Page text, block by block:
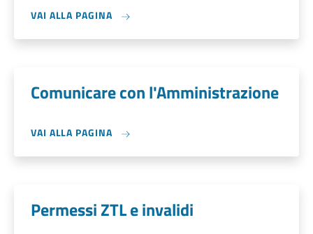
VAI ALLA PAGINA
Comunicare con l'Amministrazione
VAI ALLA PAGINA
Permessi ZTL e invalidi